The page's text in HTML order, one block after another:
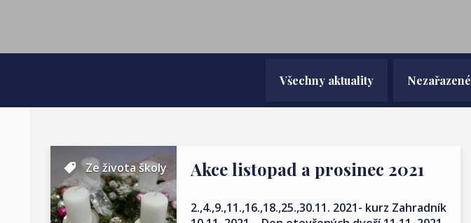
Všechny aktuality Nezařazené
Ze života školy Akce listopad a prosinec 2021
2.,4.,9.,11.,16.,18.,25.,30.11. 2021- kurz Zahradník